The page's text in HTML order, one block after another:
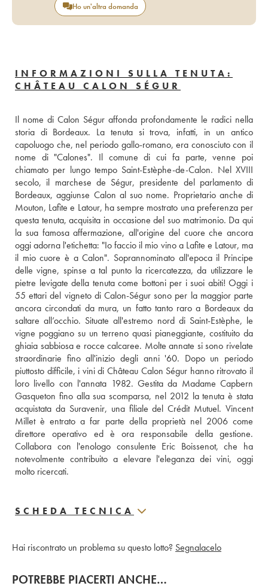
Ho un'altra domanda
INFORMAZIONI SULLA TENUTA:
CHÂTEAU CALON SÉGUR
Il nome di Calon Ségur affonda profondamente le radici nella
storia di Bordeaux. La tenuta si trova, infatti, in un antico
capoluogo che, nel periodo gallo-romano, era conosciuto con il
nome di "Calones". Il comune di cui fa parte, venne poi
chiamato per lungo tempo Saint-Estèphe-de-Calon. Nel XVIII
secolo, il marchese de Ségur, presidente del parlamento di
Bordeaux, aggiunse Calon al suo nome. Proprietario anche di
Mouton, Lafite e Latour, ha sempre mostrato una preferenza per
questa tenuta, acquisita in occasione del suo matrimonio. Da qui
la sua famosa affermazione, all'origine del cuore che ancora
oggi adorna l'etichetta: "Io faccio il mio vino a Lafite e Latour, ma
il mio cuore è a Calon". Soprannominato all'epoca il Principe
delle vigne, spinse a tal punto la ricercatezza, da utilizzare le
pietre levigate della tenuta come bottoni per i suoi abiti! Oggi i
55 ettari del vigneto di Calon-Ségur sono per la maggior parte
ancora circondati da mura, un fatto tanto raro a Bordeaux da
saltare all’occhio. Situate all'estremo nord di Saint-Estèphe, le
vigne poggiano su un terreno quasi pianeggiante, costituito da
ghiaia sabbiosa e rocce calcaree. Molte annate si sono rivelate
straordinarie fino all'inizio degli anni '60. Dopo un periodo
piuttosto difficile, i vini di Château Calon Ségur hanno ritrovato il
loro livello con l'annata 1982. Gestita da Madame Capbern
Gasqueton fino alla sua scomparsa, nel 2012 la tenuta è stata
acquistata da Suravenir, una filiale del Crédit Mutuel. Vincent
Millet è entrato a far parte della proprietà nel 2006 come
direttore operativo ed è ora responsabile della gestione.
Collabora con l'enologo consulente Eric Boissenot, che ha
notevolmente contribuito a elevare l'eleganza dei vini, oggi
molto ricercati.
SCHEDA TECNICA
Hai riscontrato un problema su questo lotto? Segnalacelo
POTREBBE PIACERTI ANCHE…